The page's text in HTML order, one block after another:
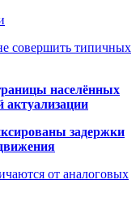
совершить типичных
населённых
актуализации
задержки
от аналоговых